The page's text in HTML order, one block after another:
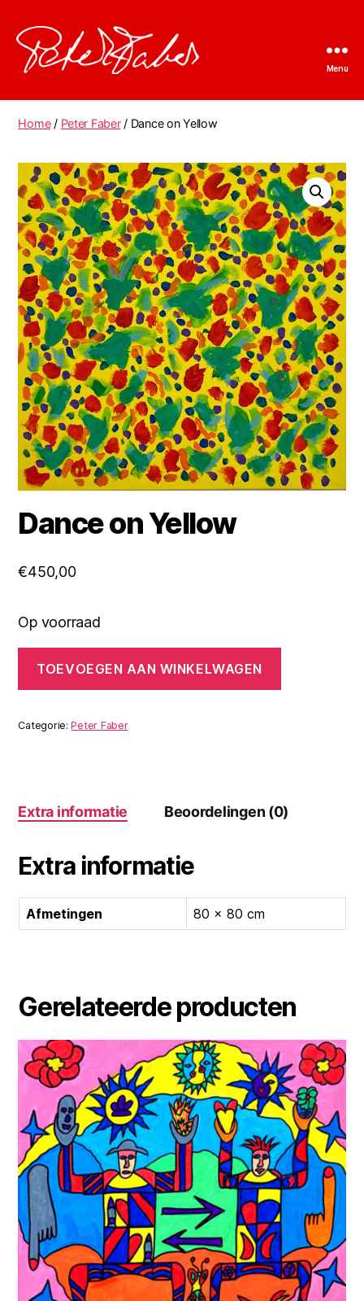
Faber
Menu
Home/ Peter Faber/ Dance on Yellow
Dance on Yellow
€450,00
Op voorraad
Yellow
TOEVOEGEN AAN WINKELWAGEN
Categorie:Peter Faber
Extra informatie Beoordelingen (0)
Extra informatie
Afmetingen 80 × 80 cm
Gerelateerde producten